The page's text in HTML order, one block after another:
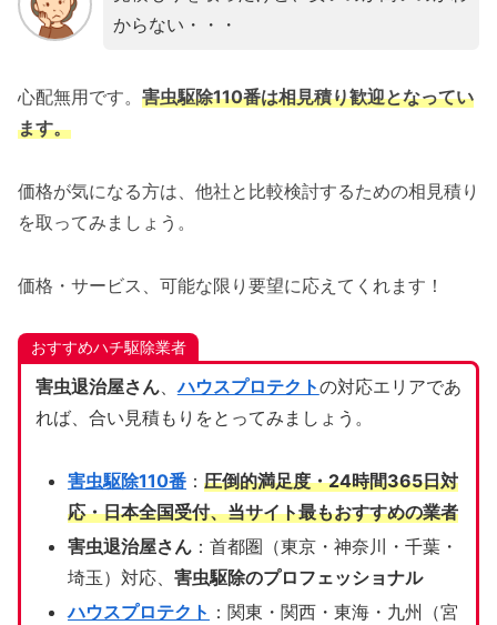
からない・・・
心配無用です。 害虫駆除110番は相見積り歓迎となってい
ます。
価格が気になる方は、他社と比較検討するための相見積り
を取ってみましょう。
価格・サービス、可能な限り要望に応えてくれます！
おすすめハチ駆除業者
害虫退治屋さん、ハウスプロテクトの対応エリアであ
れば、合い見積もりをとってみましょう。
害虫駆除110番： 圧倒的満足度・24時間365日対
応・日本全国受付、当サイト最もおすすめの業者
害虫退治屋さん：首都圏（東京・神奈川・千葉・
埼玉）対応、 害虫駆除のプロフェッショナル
ハウスプロテクト ：関東・関西・東海・九州（宮